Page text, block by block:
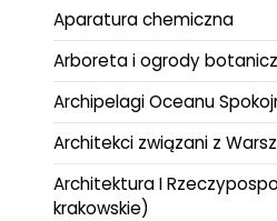
Aparatura chemiczna
Arboreta i ogrody
Archipelagi Oceanu
Architekci związani z
Architektura I
krakowskie)